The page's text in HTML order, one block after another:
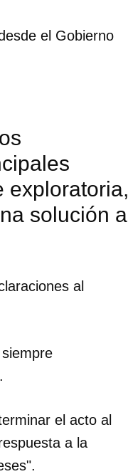
el Gobierno
exploratoria,
solución a
al
el acto al
a la